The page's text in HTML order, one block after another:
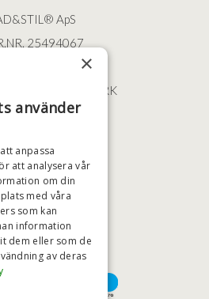
ApS
25494067
202
• DANMARK
008 12 60
KREDITVÄRDIGHET
×
använder
anpassa
att analysera vår
om din
med våra
som kan
information
dem eller som de
av deras